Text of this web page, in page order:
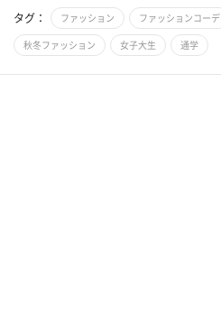
タグ： ファッション ファッションコーデ
秋冬ファッション 女子大生 通学